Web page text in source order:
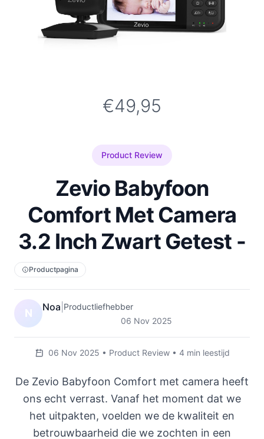
€49,95
Product Review
Zevio Babyfoon
Comfort Met Camera
3.2 Inch Zwart Getest -
Productpagina
N Noa Productliefhebber
06 Nov 2025
06 Nov 2025 • Product Review • 4 min leestijd
De Zevio Babyfoon Comfort met camera heeft
ons echt verrast. Vanaf het moment dat we
het uitpakten, voelden we de kwaliteit en
betrouwbaarheid die we zochten in een